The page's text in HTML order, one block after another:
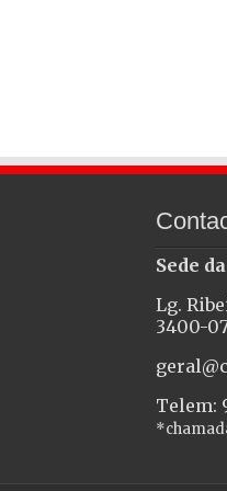
Sede
Lg.
3400-
Telem: